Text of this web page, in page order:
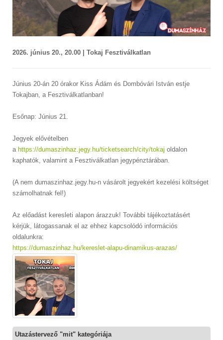
2026. június 20., 20.00 | Tokaj Fesztiválkatlan
Június 20-án 20 órakor Kiss Ádám és Dombóvári István estje
Tokajban, a Fesztiválkatlanban!
Esőnap: Június 21.
Jegyek elővételben
a https://dumaszinhaz.jegy.hu/ticketsearch/city/tokaj oldalon
kaphatók, valamint a Fesztiválkatlan jegypénztárában.
(A nem dumaszinhaz.jegy.hu-n vásárolt jegyekért kezelési költséget
számolhatnak fel!)
Az előadást keresleti alapon árazzuk! További tájékoztatásért
kérjük, látogassanak el az ehhez kapcsolódó információs
oldalunkra:
https://dumaszinhaz.hu/kereslet-alapu-dinamikus-arazas/
Utazástervező "mit" kategóriája